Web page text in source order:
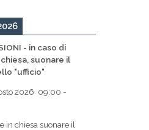
- in caso di
suonare il
"ufficio"
2026 09:00 -
in chiesa suonare il